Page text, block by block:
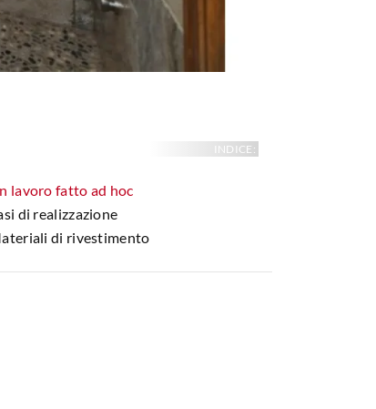
INDICE:
lavoro fatto ad hoc
di realizzazione
di rivestimento